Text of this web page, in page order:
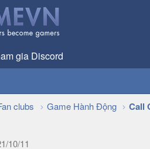
gia Discord
clubs Game Hành Động Call
10/11